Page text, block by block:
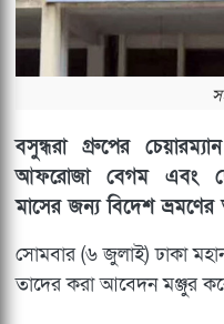
বসুন্ধরা গ্রুপের
আফরোজা বেগম এবং
মাসের জন্য বিদেশ
সোমবার (৬ জুলাই) ঢাকা
তাদের করা আবেদন মঞ্জুর